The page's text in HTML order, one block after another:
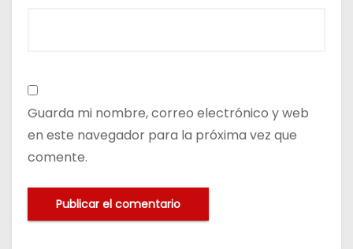
Guarda mi nombre, correo electrónico y web
en este navegador para la próxima vez que
comente.